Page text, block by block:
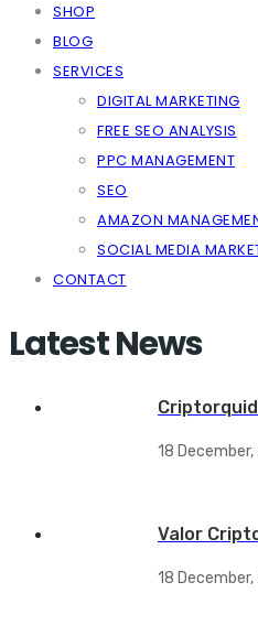
SHOP
BLOG
SERVICES
DIGITAL MARKETING
FREE SEO ANALYSIS
PPC MANAGEMENT
SEO
AMAZON
SOCIAL MEDIA
CONTACT
Latest News
18 December,
Valor
18 December,